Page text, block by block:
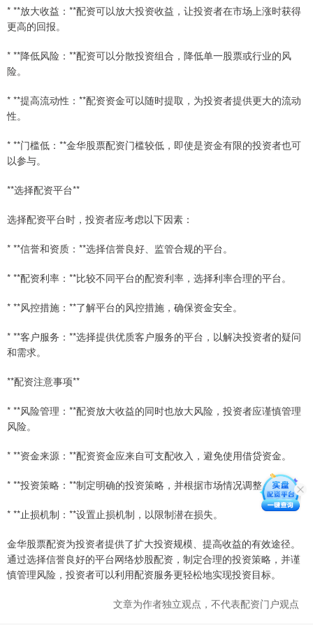
* **放大收益：**配资可以放大投资收益，让投资者在市场上涨时获得
更高的回报。
* **降低风险：**配资可以分散投资组合，降低单一股票或行业的风
险。
* **提高流动性：**配资资金可以随时提取，为投资者提供更大的流动
性。
* **门槛低：**金华股票配资门槛较低，即使是资金有限的投资者也可
以参与。
**选择配资平台**
选择配资平台时，投资者应考虑以下因素：
* **信誉和资质：**选择信誉良好、监管合规的平台。
* **配资利率：**比较不同平台的配资利率，选择利率合理的平台。
* **风控措施：**了解平台的风控措施，确保资金安全。
* **客户服务：**选择提供优质客户服务的平台，以解决投资者的疑问
和需求。
**配资注意事项**
* **风险管理：**配资放大收益的同时也放大风险，投资者应谨慎管理
风险。
* **资金来源：**配资资金应来自可支配收入，避免使用借贷资金。
* **投资策略：**制定明确的投资策略，并根据市场情况调整。
* **止损机制：**设置止损机制，以限制潜在损失。
金华股票配资为投资者提供了扩大投资规模、提高收益的有效途径。
通过选择信誉良好的平台网络炒股配资，制定合理的投资策略，并谨
慎管理风险，投资者可以利用配资服务更轻松地实现投资目标。
文章为作者独立观点，不代表配资门户观点